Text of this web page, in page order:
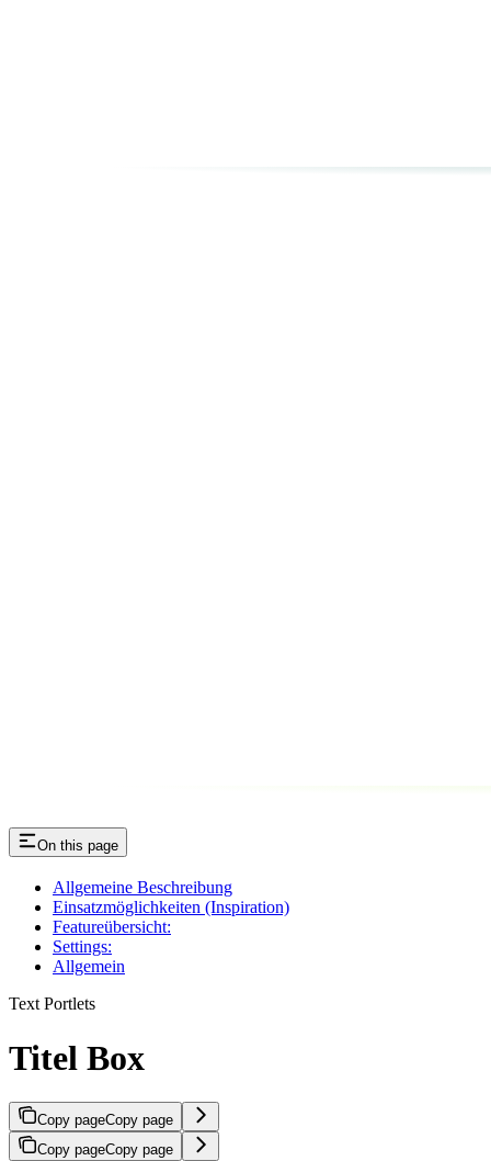
On this page
Allgemeine Beschreibung
Einsatzmöglichkeiten (Inspiration)
Featureübersicht:
Settings:
Allgemein
Text Portlets
Titel Box
Copy pageCopy page
Copy pageCopy page